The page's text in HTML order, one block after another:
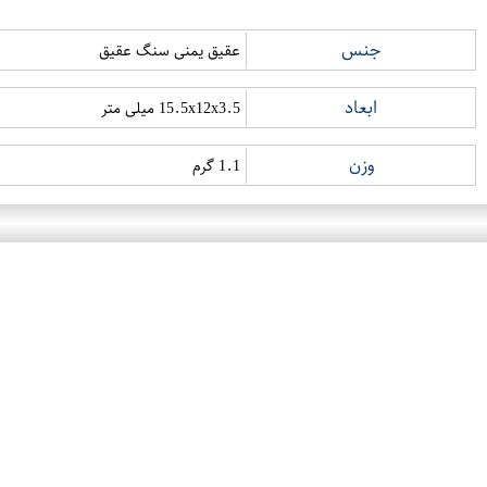
جنس عقیق یمنی سنگ عقیق
ابعاد 15.5x12x3.5 میلی متر
وزن 1.1 گرم